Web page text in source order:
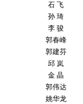
石 飞
孙 琦
李 骏
郭春峰
郭建芬
邱 岚
金 晶
郭伟达
姚华龙